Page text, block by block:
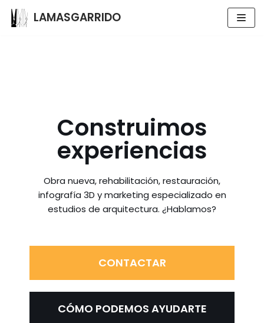
LAMASGARRIDO
Construimos
experiencias
Obra nueva, rehabilitación, restauración,
infografía 3D y marketing especializado en
estudios de arquitectura. ¿Hablamos?
CONTACTAR
CÓMO PODEMOS AYUDARTE